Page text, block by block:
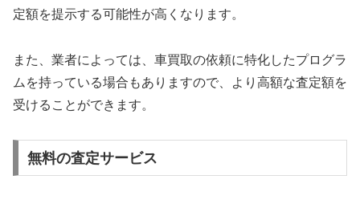
定額を提示する可能性が高くなります。
また、業者によっては、車買取の依頼に特化したプログラ
ムを持っている場合もありますので、より高額な査定額を
受けることができます。
無料の査定サービス